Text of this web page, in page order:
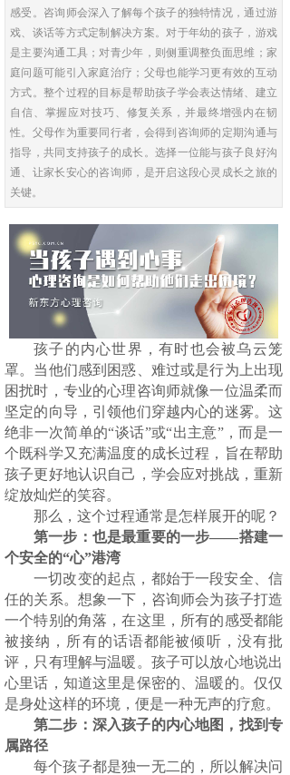
感受。咨询师会深入了解每个孩子的独特情况，通过游
戏、谈话等方式定制解决方案。对于年幼的孩子，游戏
是主要沟通工具；对青少年，则侧重调整负面思维；家
庭问题可能引入家庭治疗；父母也能学习更有效的互动
方式。整个过程的目标是帮助孩子学会表达情绪、建立
自信、掌握应对技巧、修复关系，并最终增强内在韧
性。父母作为重要同行者，会得到咨询师的定期沟通与
指导，共同支持孩子的成长。选择一位能与孩子良好沟
通、让家长安心的咨询师，是开启这段心灵成长之旅的
关键。
孩子的内心世界，有时也会被乌云笼
罩。当他们感到困惑、难过或是行为上出现
困扰时，专业的心理咨询师就像一位温柔而
坚定的向导，引领他们穿越内心的迷雾。这
绝非一次简单的“谈话”或“出主意”，而是一
个既科学又充满温度的成长过程，旨在帮助
孩子更好地认识自己，学会应对挑战，重新
绽放灿烂的笑容。
那么，这个过程通常是怎样展开的呢？
第一步：也是最重要的一步——搭建一
个安全的“心”港湾
一切改变的起点，都始于一段安全、信
任的关系。想象一下，咨询师会为孩子打造
一个特别的角落，在这里，所有的感受都能
被接纳，所有的话语都能被倾听，没有批
评，只有理解与温暖。孩子可以放心地说出
心里话，知道这里是保密的、温暖的。仅仅
是身处这样的环境，便是一种无声的疗愈。
第二步：深入孩子的内心地图，找到专
属路径
每个孩子都是独一无二的，所以解决问